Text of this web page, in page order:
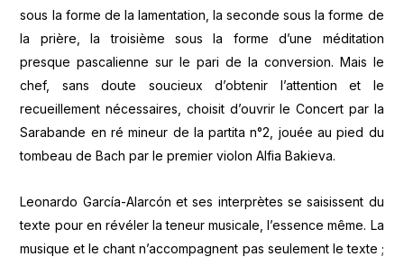
sous la forme de la lamentation, la seconde sous la forme de
la prière, la troisième sous la forme d’une méditation
presque pascalienne sur le pari de la conversion. Mais le
chef, sans doute soucieux d’obtenir l’attention et le
recueillement nécessaires, choisit d’ouvrir le Concert par la
Sarabande en ré mineur de la partita n°2, jouée au pied du
tombeau de Bach par le premier violon Alfia Bakieva.
Leonardo García-Alarcón et ses interprètes se saisissent du
texte pour en révéler la teneur musicale, l’essence même. La
musique et le chant n’accompagnent pas seulement le texte ;